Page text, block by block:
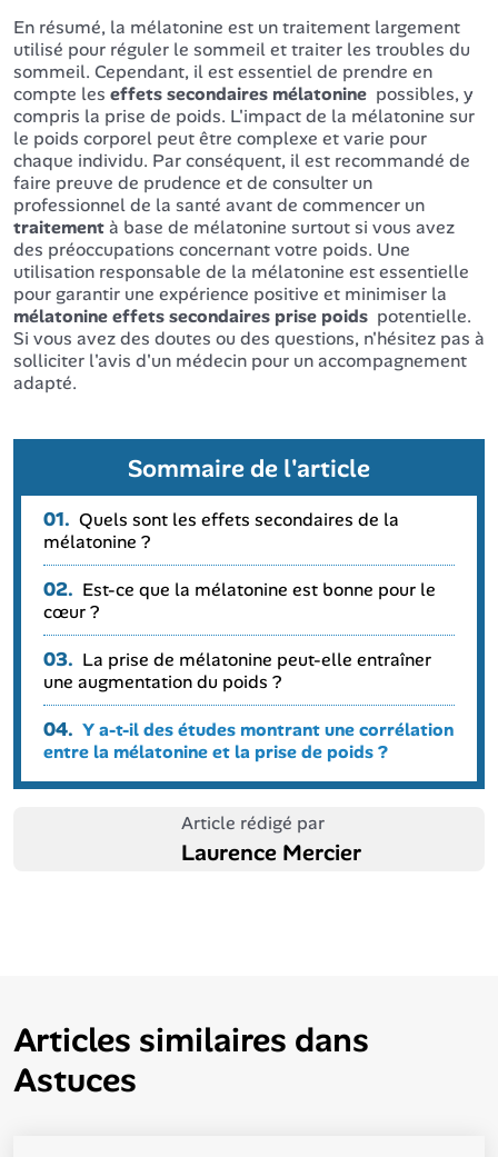
En résumé, la mélatonine est un traitement largement
utilisé pour réguler le sommeil et traiter les troubles du
sommeil. Cependant, il est essentiel de prendre en
compte les effets secondaires mélatonine possibles, y
compris la prise de poids. L'impact de la mélatonine sur
le poids corporel peut être complexe et varie pour
chaque individu. Par conséquent, il est recommandé de
faire preuve de prudence et de consulter un
professionnel de la santé avant de commencer un
traitementà base de mélatonine surtout si vous avez
des préoccupations concernant votre poids. Une
utilisation responsable de la mélatonine est essentielle
pour garantir une expérience positive et minimiser la
mélatonine effets secondaires prise poids potentielle.
Si vous avez des doutes ou des questions, n'hésitez pas à
solliciter l'avis d'un médecin pour un accompagnement
adapté.
Sommaire de l'article
01. Quels sont les effets secondaires de la
mélatonine ?
02. Est-ce que la mélatonine est bonne pour le
cœur ?
03. La prise de mélatonine peut-elle entraîner
une augmentation du poids ?
04. Y a-t-il des études montrant une corrélation
entre la mélatonine et la prise de poids ?
Article rédigé par
Laurence Mercier
Articles similaires dans
Astuces